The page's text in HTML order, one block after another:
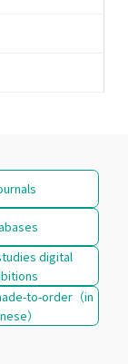
digital
to-order（in
）